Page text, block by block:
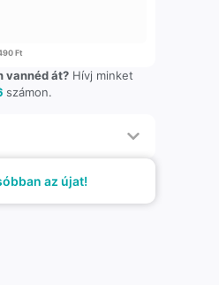
Ft
vannéd át? Hívj minket
számon.
az újat!